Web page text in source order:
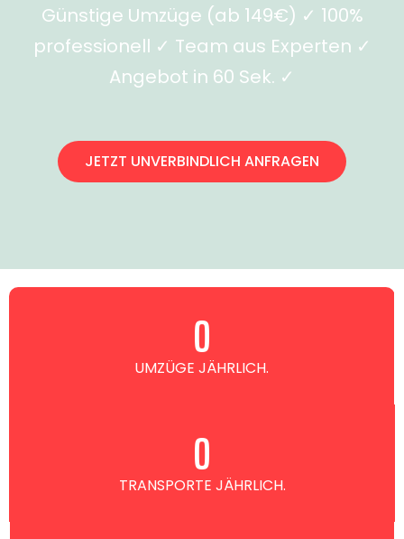
Günstige Umzüge (ab 149€) ✓ 100%
professionell ✓ Team aus Experten ✓
Angebot in 60 Sek. ✓
JETZT UNVERBINDLICH ANFRAGEN
UMZÜGE JÄHRLICH.
0
TRANSPORTE JÄHRLICH.
0